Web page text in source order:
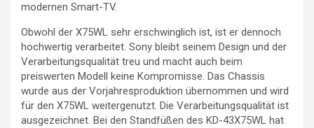
modernen Smart-TV.
Obwohl der X75WL sehr erschwinglich ist, ist er dennoch
hochwertig verarbeitet. Sony bleibt seinem Design und der
Verarbeitungsqualität treu und macht auch beim
preiswerten Modell keine Kompromisse. Das Chassis
wurde aus der Vorjahresproduktion übernommen und wird
für den X75WL weitergenutzt. Die Verarbeitungsqualität ist
ausgezeichnet. Bei den Standfüßen des KD-43X75WL hat